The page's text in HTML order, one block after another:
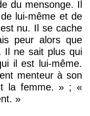
du mensonge. Il
lui-même et de
nu. Il se cache
peur alors que
Il ne sait plus qui
il est lui-même.
menteur à son
la femme. » ; «
»